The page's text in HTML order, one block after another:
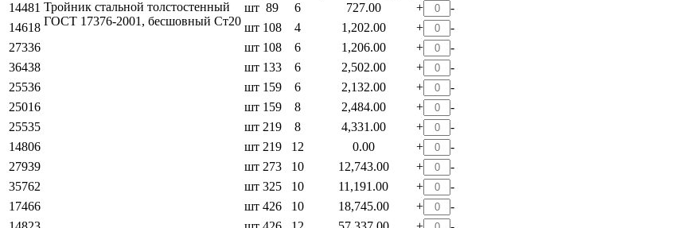
14481 Тройник стальной толстостенный
ГОСТ 17376-2001, бесшовный Ст20
шт 89 6 727.00 +
-
14618
шт 108 4 1,202.00 +
-
27336
шт 108 6 1,206.00 +
-
36438
шт 133 6 2,502.00 +
-
25536
шт 159 6 2,132.00 +
-
25016
шт 159 8 2,484.00 +
-
25535
шт 219 8 4,331.00 +
-
14806
шт 219 12 0.00 +
-
27939
шт 273 10 12,743.00 +
-
35762
шт 325 10 11,191.00 +
-
17466
шт 426 10 18,745.00 +
-